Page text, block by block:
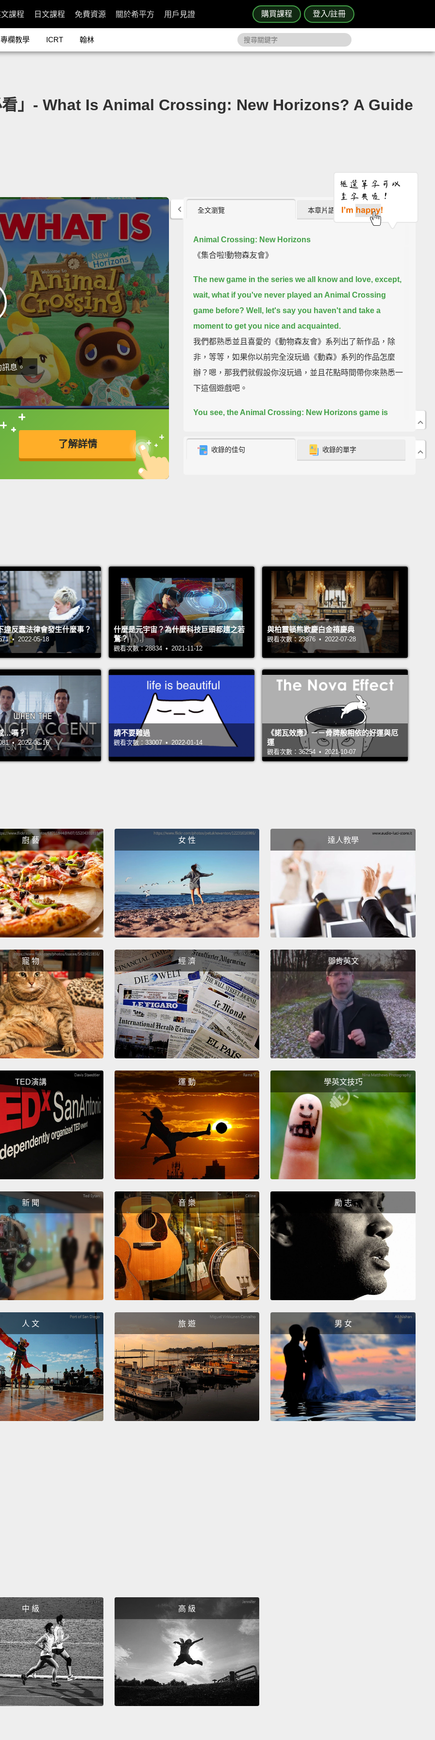
購買課程 登入/註冊
課程 日文課程 免費資源 關於希平方 用戶見證
專欄教學 ICRT 翰林
看」- What Is Animal Crossing: New Horizons? A Guide
息。
了解詳情
接查字典喔！
英
全文瀏覽 本章片語 (0)
Animal Crossing: New Horizons
《集合啦!動物森友會》
The new game in the series we all know and love, except,
wait, what if you've never played an Animal Crossing
game before? Well, let's say you haven't and take a
moment to get you nice and acquainted.
我們都熟悉並且喜愛的《動物森友會》系列出了新作品，除
非，等等，如果你以前完全沒玩過《動森》系列的作品怎麼
辦？嗯，那我們就假設你沒玩過，並且花點時間帶你來熟悉一
下這個遊戲吧。
You see, the Animal Crossing: New Horizons game is
you'll interact with a whole community of residents—
and there's plenty of time—real time, that
is! Every day is a new day—24 real-world hours that
occur, whether you're at the island or away for a while.
Your surroundings will even change with the seasons,
not to mention the activities available to you.
It's good to
check in frequently so you don't miss out on anything.
setting your own goals or completing certain activities to
earn in-game rewards.
但也不用覺得不知所措，你可以按照自己的步調走，遊戲裡有
很多時間－－真實世界的時間!每天都是新的一天－－都是現實
世界的時間，不管你在不在島上。你的周遭環境還會隨著季節
改變，當然還有你可以參與的活動也會隨之變化。記得常常登
An Island of Discovery
發現之島
From fish to catch, bugs to sneak up on, and residents to
befriend, you'd be amazed how much there is to discover
when you explore your island.
Now, I wouldn't say you
live in the sticks, but there sure are lots of them!
So,
collect them
and anything else that may fall from the
clothing to wallpaper and flooring, to custom furniture
and more.
And speaking of interiors...
從抓魚、偷襲蟲蟲還有跟島民當朋友，你在探索島嶼的時候，
會覺得很驚豔，島上居然有這麼多可以發現的東西。嗯，我不
會說你住在樹枝堆裡啦，但真的有很多樹枝!那麼就去收集樹枝
還有其他從樹上掉下來的東西吧。還有很多可以創造跟客製化
的東西－－從衣服、壁紙、地板到各種客製化的傢俱等等。說
到室內裝潢...
Home Sweet Home
甜蜜的家
...your house is yours to do up in style.
With enough
expansions, it can get pretty huge—
all the more space to
decorate.
Need to go shopping first?
to the in-game store.
It's your one-stop shop for lots of
things, from home decor to replacement tools, to seeds
and saplings you can plant wherever you want. The
selection changes daily, so check back often for items
you need.
...你的房子可以是你自己的風格。一直擴建的話，房子可以變
得很大－－就會有更多空間可以裝飾。要先採購嗎？那就去遊
戲裡的商店吧。一站就可以搞定各種東西，從室內裝飾到改島
選物每天都會不一樣，所以常常回來看看，來找你需要的東
西。
In Animal Crossing: New Horizons,
you have both the
tools and the freedom to create the island paradise of
your dreams.
How will you landscape your new home?
What patterns will you design that highlight your personal
style? Where will you place buildings?
you can craft items by following DIY recipes and using
the materials you've gathered.
many personal touches you can add to your island
helpful tools you can create with crafting.
great, you don't have to do everything alone.
如果你需要一點指導的話，「Nook 集哩遊」可以幫助你。透
過完成特定任務，你可以賺哩程，可以用來幫你付清無人島移
收錄的佳句 收錄的單字
違反蠢法律會發生什麼事？
• 2022-05-18
什麼是元宇宙？為什麼科技巨頭都趨之若
鶩？
觀看次數：28834 • 2021-11-12
與柏靈頓熊歡慶白金禧慶典
觀看次數：23876 • 2022-07-28
…嗎？
• 2022-06-16
請不要難過
觀看次數：33007 • 2022-01-14
《諾瓦效應》－－骨牌般相依的好運與厄
運
觀看次數：36254 • 2021-10-07
廚 藝 女 性 達人教學
寵 物 經 濟 鄧肯英文
TED演講 運 動 學英文技巧
新 聞 音 樂 勵 志
人 文 旅 遊 男 女
中 級 高 級